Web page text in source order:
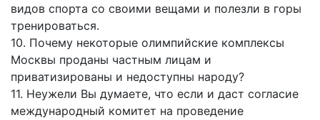
видов спорта со своими вещами и полезли в горы
тренироваться.
10. Почему некоторые олимпийские комплексы
Москвы проданы частным лицам и
приватизированы и недоступны народу?
11. Неужели Вы думаете, что если и даст согласие
международный комитет на проведение